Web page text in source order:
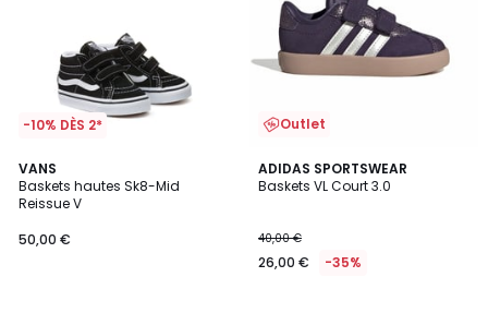
-10% DÈS 2*
VANS
Baskets hautes Sk8-Mid
Reissue V
50,00 €
4,8
/ 5
Outlet
ADIDAS SPORTSWEAR
Baskets VL Court 3.0
40,00 €
26,00 € -35%
4,9
/ 5